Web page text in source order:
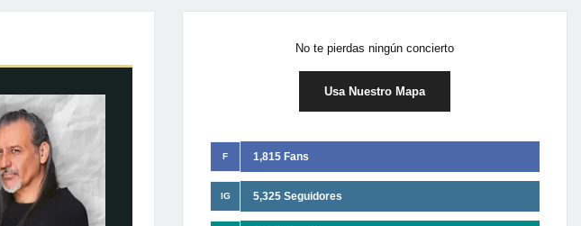
No te pierdas ningún concierto
Usa Nuestro Mapa
F 1,815 Fans
IG 5,325 Seguidores